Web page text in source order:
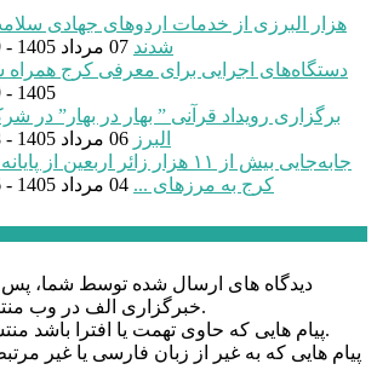
شدند 07 مرداد 1405 - 29 ژوئیه 2026
دستگاه‌های اجرایی برای معرفی کرج همراه
1405 - 29 ژوئیه 2026
برگزاری رویداد قرآنی ” بهار در بهار” در
البرز 06 مرداد 1405 - 28 ژوئیه 2026
جابه‌جایی بیش از ۱۱ هزار زائر اربعین
کرج به مرزهای ... 04 مرداد 1405 - 26 ژوئیه 2026
دیدگاه های ارسال شده توسط شما، پس
خبرگزاری الف در وب منتشر خواهد شد.
پیام هایی که حاوی تهمت یا افترا باشد منتشر نخواهد شد.
پیام هایی که به غیر از زبان فارسی یا غیر